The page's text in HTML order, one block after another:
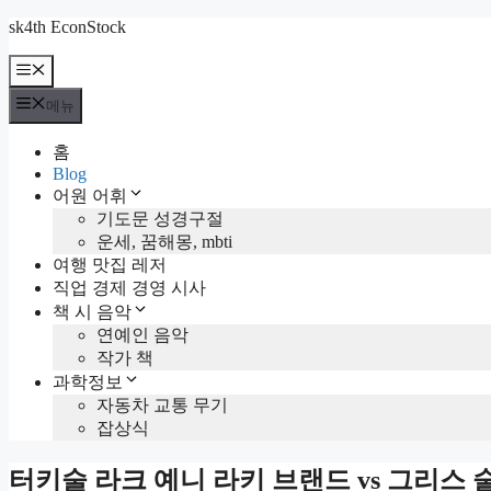
컨
츠
로
건
sk4th EconStock
메
뉴
메뉴
홈
Blog
어원 어휘
기도문 성경구절
운세, 꿈해몽, mbti
여행 맛집 레저
직업 경제 경영 시사
책 시 음악
연예인 음악
작가 책
과학정보
자동차 교통 무기
잡상식
터키술 라크 예니 라키 브랜드 vs 그리스